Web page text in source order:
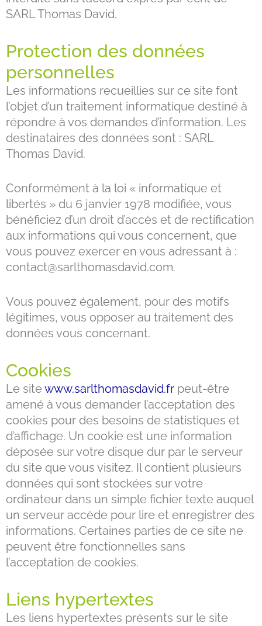
SARL Thomas David.
Protection des données
personnelles
Les informations recueillies sur ce site font
l’objet d’un traitement informatique destiné à
répondre à vos demandes d’information. Les
destinataires des données sont : SARL
Thomas David.
Conformément à la loi « informatique et
libertés » du 6 janvier 1978 modifiée, vous
bénéficiez d’un droit d’accès et de rectification
aux informations qui vous concernent, que
vous pouvez exercer en vous adressant à :
contact@sarlthomasdavid.com.
Vous pouvez également, pour des motifs
légitimes, vous opposer au traitement des
données vous concernant.
Cookies
Le site www.sarlthomasdavid.fr peut-être
amené à vous demander l’acceptation des
cookies pour des besoins de statistiques et
d’affichage. Un cookie est une information
déposée sur votre disque dur par le serveur
du site que vous visitez. Il contient plusieurs
données qui sont stockées sur votre
ordinateur dans un simple fichier texte auquel
un serveur accède pour lire et enregistrer des
informations. Certaines parties de ce site ne
peuvent être fonctionnelles sans
l’acceptation de cookies.
Liens hypertextes
Les liens hypertextes présents sur le site